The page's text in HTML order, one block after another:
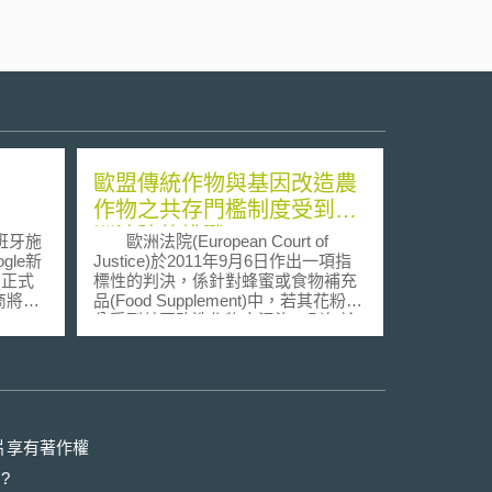
牙施
新
式
將可
權
司
年
推行
内
歐盟傳統作物與基因改造農
作物之共存門檻制度受到歐
洲法院的挑戰
歐洲法院(European Court of
Justice)於2011年9月6日作出一項指
標性的判決，係針對蜂蜜或食物補充
品(Food Supplement)中，若其花粉成
分受到基因改造作物之污染，則無論
該污染是有意或無意所造成者，未經
享有著作權